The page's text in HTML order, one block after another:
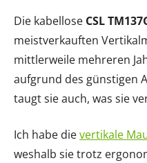
Die kabellose CSL
meistverkauften
mittlerweile mehreren
aufgrund des günstigen
taugt sie auch, was sie
Ich habe dievertikale
weshalb sie trotz